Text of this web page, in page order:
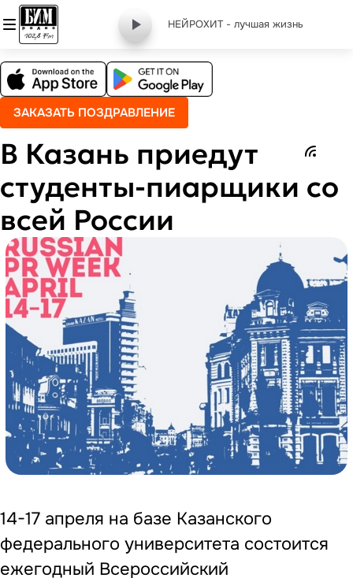
НЕЙРОХИТ - лучшая жизнь
ЗАКАЗАТЬ ПОЗДРАВЛЕНИЕ
В Казань приедут
студенты-пиарщики со
всей России
14-17 апреля на базе Казанского
федерального университета состоится
ежегодный Всероссийский